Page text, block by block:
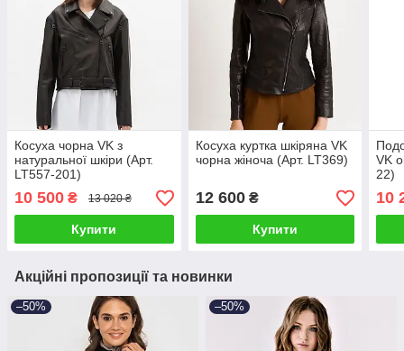
Косуха чорна VK з
натуральної шкіри (Арт.
LT557-201)
10 500 ₴ 13 020 ₴
Купити
Косуха куртка шкіряна VK
чорна жіноча (Арт. LT369)
12 600₴
Купити
VK
22)
10
Акційні пропозиції та новинки
–50% –50%